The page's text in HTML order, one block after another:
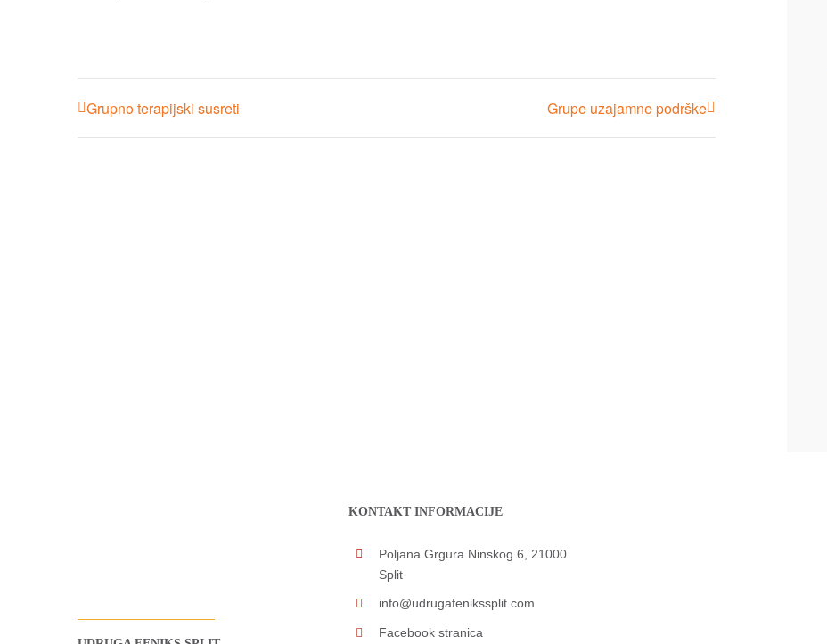
Grupno terapijski susreti Grupe uzajamne podrške
KONTAKT INFORMACIJE
Poljana Grgura Ninskog 6, 21000
Split
info@udrugafenikssplit.com
Facebook stranica